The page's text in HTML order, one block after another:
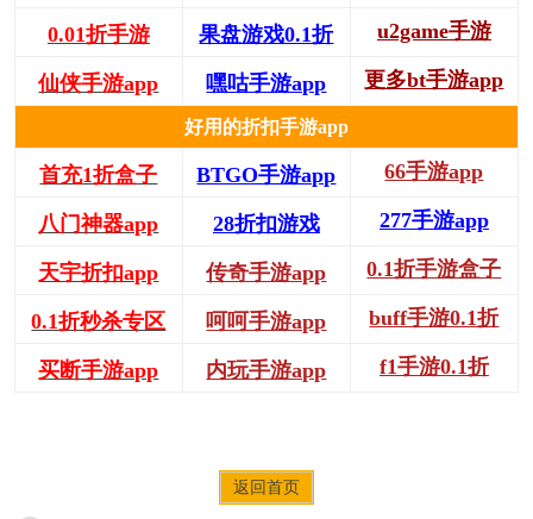
0.01折手游 果盘游戏0.1折 u2game手游
仙侠手游app 嘿咕手游app 更多bt手游app
好用的折扣手游app
首充1折盒子 BTGO手游app 66手游app
八门神器app 28折扣游戏 277手游app
天宇折扣app 传奇手游app 0.1折手游盒子
0.1折秒杀专区 呵呵手游app buff手游0.1折
买断手游app 内玩手游app f1手游0.1折
返回首页